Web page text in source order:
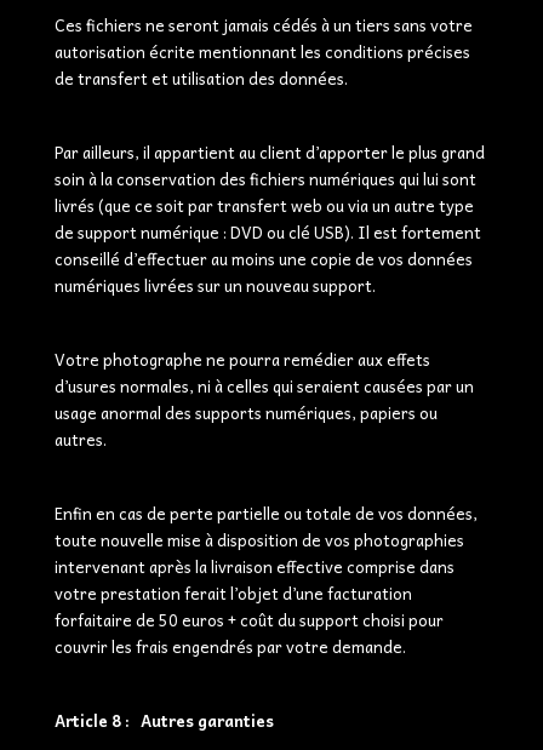
Ces fichiers ne seront jamais cédés à un tiers sans votre
autorisation écrite mentionnant les conditions précises
de transfert et utilisation des données.
Par ailleurs, il appartient au client d’apporter le plus grand
soin à la conservation des fichiers numériques qui lui sont
livrés (que ce soit par transfert web ou via un autre type
de support numérique : DVD ou clé USB). Il est fortement
conseillé d’effectuer au moins une copie de vos données
numériques livrées sur un nouveau support.
Votre photographe ne pourra remédier aux effets
d’usures normales, ni à celles qui seraient causées par un
usage anormal des supports numériques, papiers ou
autres.
Enfin en cas de perte partielle ou totale de vos données,
toute nouvelle mise à disposition de vos photographies
intervenant après la livraison effective comprise dans
votre prestation ferait l’objet d’une facturation
forfaitaire de 50 euros + coût du support choisi pour
couvrir les frais engendrés par votre demande.
Article 8 : Autres garanties